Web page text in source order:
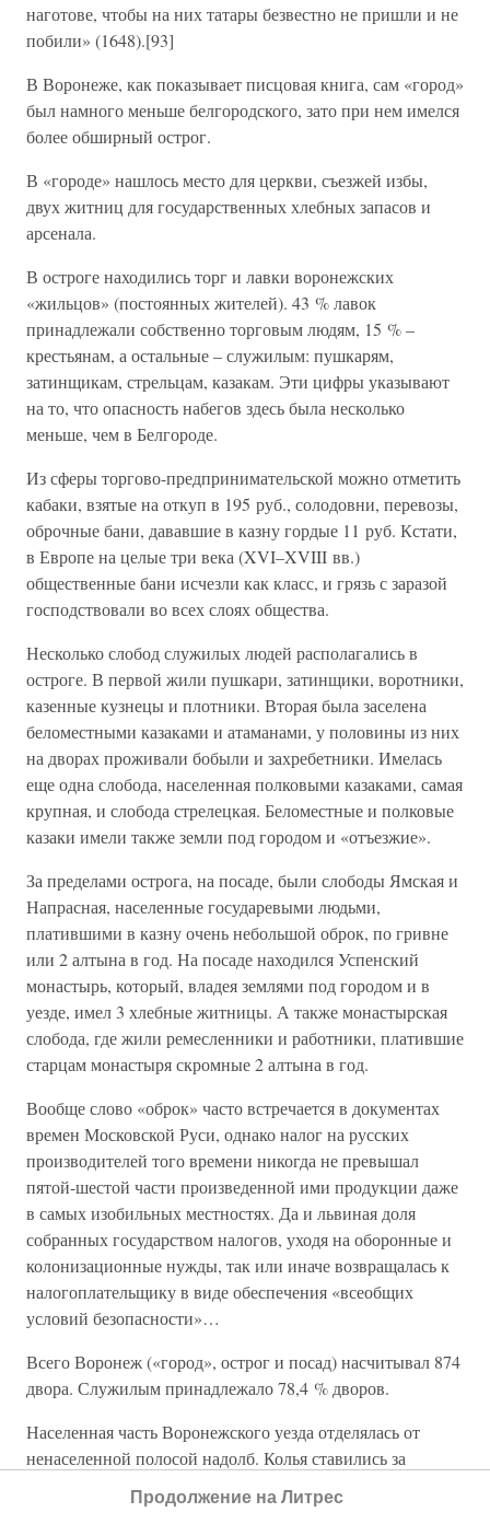
наготове, чтобы на них татары безвестно не пришли и не
побили» (1648).[93]
В Воронеже, как показывает писцовая книга, сам «город»
был намного меньше белгородского, зато при нем имелся
более обширный острог.
В «городе» нашлось место для церкви, съезжей избы,
двух житниц для государственных хлебных запасов и
арсенала.
В остроге находились торг и лавки воронежских
«жильцов» (постоянных жителей). 43 % лавок
принадлежали собственно торговым людям, 15 % –
крестьянам, а остальные – служилым: пушкарям,
затинщикам, стрельцам, казакам. Эти цифры указывают
на то, что опасность набегов здесь была несколько
меньше, чем в Белгороде.
Из сферы торгово-предпринимательской можно отметить
кабаки, взятые на откуп в 195 руб., солодовни, перевозы,
оброчные бани, дававшие в казну гордые 11 руб. Кстати,
в Европе на целые три века (XVI–XVIII вв.)
общественные бани исчезли как класс, и грязь с заразой
господствовали во всех слоях общества.
Несколько слобод служилых людей располагались в
остроге. В первой жили пушкари, затинщики, воротники,
казенные кузнецы и плотники. Вторая была заселена
беломестными казаками и атаманами, у половины из них
на дворах проживали бобыли и захребетники. Имелась
еще одна слобода, населенная полковыми казаками, самая
крупная, и слобода стрелецкая. Беломестные и полковые
казаки имели также земли под городом и «отъезжие».
За пределами острога, на посаде, были слободы Ямская и
Напрасная, населенные государевыми людьми,
платившими в казну очень небольшой оброк, по гривне
или 2 алтына в год. На посаде находился Успенский
монастырь, который, владея землями под городом и в
уезде, имел 3 хлебные житницы. А также монастырская
слобода, где жили ремесленники и работники, платившие
старцам монастыря скромные 2 алтына в год.
Вообще слово «оброк» часто встречается в документах
времен Московской Руси, однако налог на русских
производителей того времени никогда не превышал
пятой-шестой части произведенной ими продукции даже
в самых изобильных местностях. Да и львиная доля
собранных государством налогов, уходя на оборонные и
колонизационные нужды, так или иначе возвращалась к
налогоплательщику в виде обеспечения «всеобщих
условий безопасности»…
Всего Воронеж («город», острог и посад) насчитывал 874
двора. Служилым принадлежало 78,4 % дворов.
Населенная часть Воронежского уезда отделялась от
ненаселенной полосой надолб. Колья ставились за
наметами, то есть для маскировки засыпались землей с
Продолжение на Литрес